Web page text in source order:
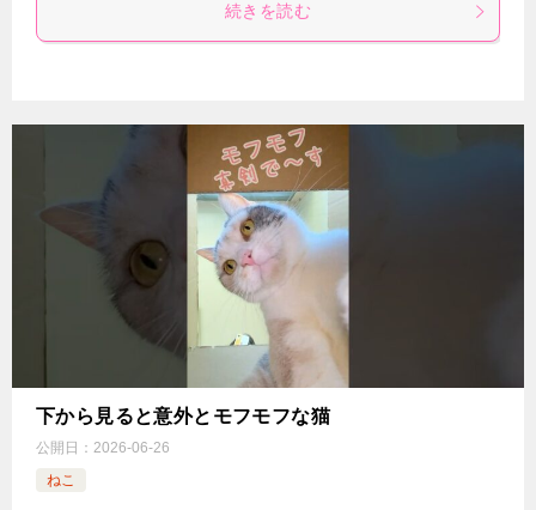
続きを読む
下から見ると意外とモフモフな猫
公開日： 2026-06-26
ねこ